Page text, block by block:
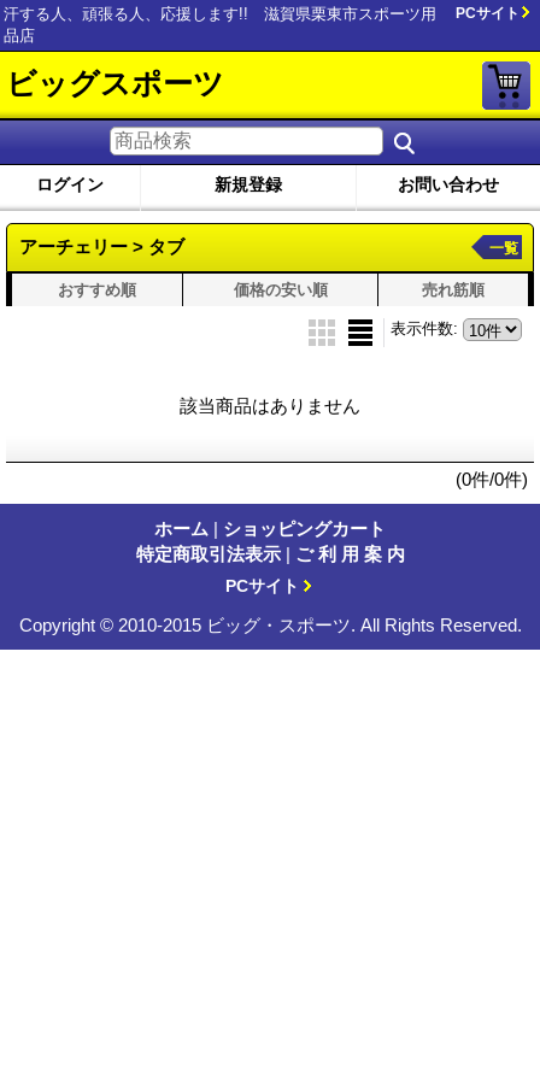
汗する人、頑張る人、応援します!! 滋賀県栗東市スポーツ用
品店
PCサイト
ビッグスポーツ
ログイン 新規登録 お問い合わせ
アーチェリー > タブ 一覧
おすすめ順 価格の安い順 売れ筋順
表示件数:
該当商品はありません
(0件/0件)
ホーム | ショッピングカート
特定商取引法表示 | ご 利 用 案 内
PCサイト
Copyright © 2010-2015 ビッグ・スポーツ. All Rights Reserved.